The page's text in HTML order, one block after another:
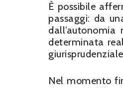
È possibile
passaggi: da
determinata
Nel momento